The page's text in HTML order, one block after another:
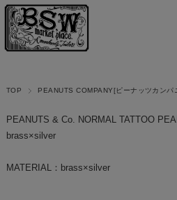
TOP PEANUTS COMPANY[ピーナッツカンパ
PEANUTS & Co. NORMAL TATTOO
brass×silver
MATERIAL：brass×silver